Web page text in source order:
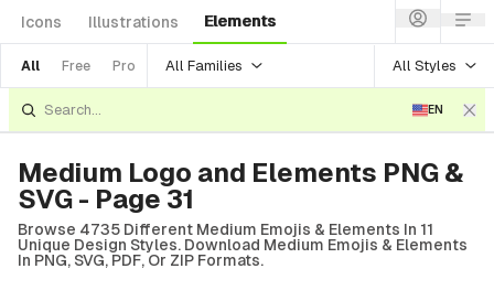
Icons Illustrations Elements
All Free Pro All Families All Styles
EN
Medium Logo and Elements PNG &
SVG - Page 31
Browse 4735 Different Medium Emojis & Elements In 11
Unique Design Styles. Download Medium Emojis & Elements
In PNG, SVG, PDF, Or ZIP Formats.